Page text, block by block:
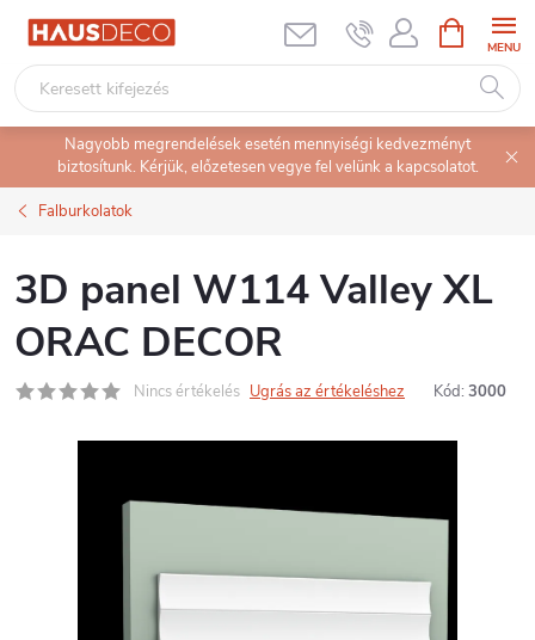
Ugrás
tartalomhoz
KOSÁR
Nagyobb megrendelések esetén mennyiségi kedvezményt
biztosítunk. Kérjük, előzetesen vegye fel velünk a kapcsolatot.
Falburkolatok
3D panel W114 Valley XL
ORAC DECOR
Nincs értékelés Ugrás az értékeléshez Kód: 3000